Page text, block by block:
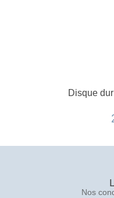
Disque
Nos